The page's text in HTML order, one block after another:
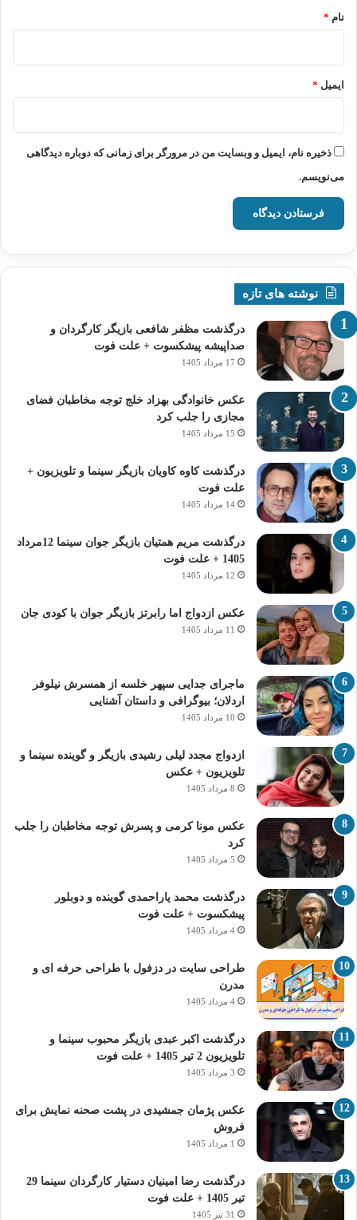
نام *
ایمیل *
ذخیره نام، ایمیل و وبسایت من در مرورگر برای زمانی که دوباره دیدگاهی
می‌نویسم.
نوشته های تازه
درگذشت مظفر شافعی بازیگر کارگردان و
صداپیشه پیشکسوت + علت فوت
17 مرداد 1405
عکس خانوادگی بهزاد خلج توجه مخاطبان فضای
مجازی را جلب کرد
15 مرداد 1405
درگذشت کاوه کاویان بازیگر سینما و تلویزیون +
علت فوت
14 مرداد 1405
درگذشت مریم همتیان بازیگر جوان سینما 12مرداد
1405 + علت فوت
12 مرداد 1405
عکس ازدواج اما رابرتز بازیگر جوان با کودی جان
11 مرداد 1405
ماجرای جدایی سپهر خلسه از همسرش نیلوفر
اردلان؛ بیوگرافی و داستان آشنایی
10 مرداد 1405
ازدواج مجدد لیلی رشیدی بازیگر و گوینده سینما و
تلویزیون + عکس
8 مرداد 1405
عکس مونا کرمی و پسرش توجه مخاطبان را جلب
کرد
5 مرداد 1405
درگذشت محمد یاراحمدی گوینده و دوبلور
پیشکسوت + علت فوت
4 مرداد 1405
طراحی سایت در دزفول با طراحی حرفه‌ ای و
مدرن
4 مرداد 1405
درگذشت اکبر عبدی بازیگر محبوب سینما و
تلویزیون 2 تیر 1405 + علت فوت
3 مرداد 1405
عکس پژمان جمشیدی در پشت صحنه نمایش برای
فروش
1 مرداد 1405
درگذشت رضا امینیان دستیار کارگردان سینما 29
تیر 1405 + علت فوت
31 تیر 1405